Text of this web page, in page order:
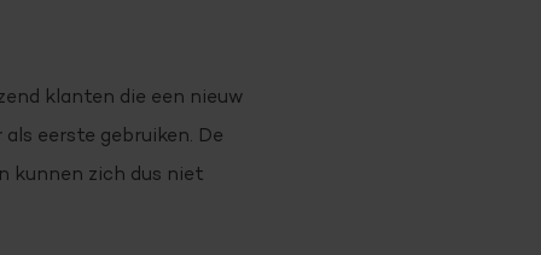
klanten die een nieuw
eerste gebruiken. De
kunnen zich dus niet